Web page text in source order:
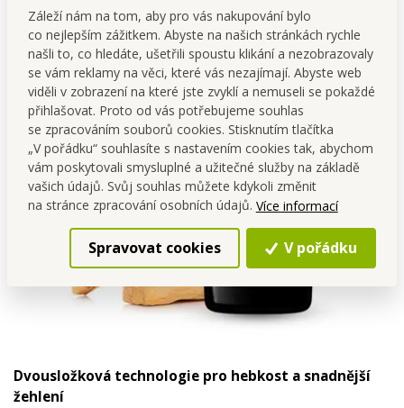
Záleží nám na tom, aby pro vás nakupování bylo
co nejlepším zážitkem. Abyste na našich stránkách rychle
našli to, co hledáte, ušetřili spoustu klikání a nezobrazovaly
se vám reklamy na věci, které vás nezajímají. Abyste web
viděli v zobrazení na které jste zvyklí a nemuseli se pokaždé
přihlašovat. Proto od vás potřebujeme souhlas
se zpracováním souborů cookies. Stisknutím tlačítka
„V pořádku“ souhlasíte s nastavením cookies tak, abychom
vám poskytovali smysluplné a užitečné služby na základě
vašich údajů. Svůj souhlas můžete kdykoli změnit
na stránce zpracování osobních údajů. Více informací
Spravovat cookies V pořádku
Dvousložková technologie pro hebkost a snadnější
žehlení